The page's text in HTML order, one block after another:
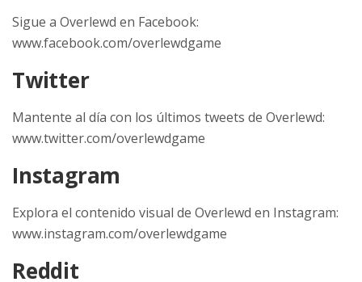
Sigue a Overlewd en Facebook:
www.facebook.com/overlewdgame
Twitter
Mantente al día con los últimos tweets de Overlewd:
www.twitter.com/overlewdgame
Instagram
Explora el contenido visual de Overlewd en Instagram:
www.instagram.com/overlewdgame
Reddit